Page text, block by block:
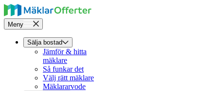
Meny
Sälja bostad
Jämför & hitta
mäklare
Så funkar det
Välj rätt mäklare
Mäklararvode